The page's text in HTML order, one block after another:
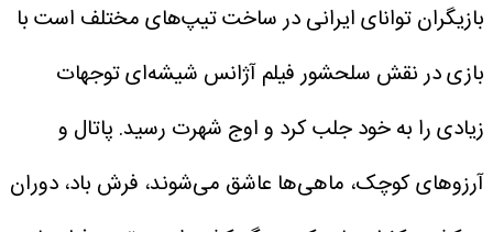
بازیگران توانای ایرانی در ساخت تیپ‌های مختلف است با
بازی در نقش سلحشور فیلم آژانس شیشه‌ای توجهات
زیادی را به خود جلب کرد و اوج شهرت رسید. پاتال و
آرزو‌های کوچک، ماهی‌ها عاشق می‌شوند، فرش باد، دوران